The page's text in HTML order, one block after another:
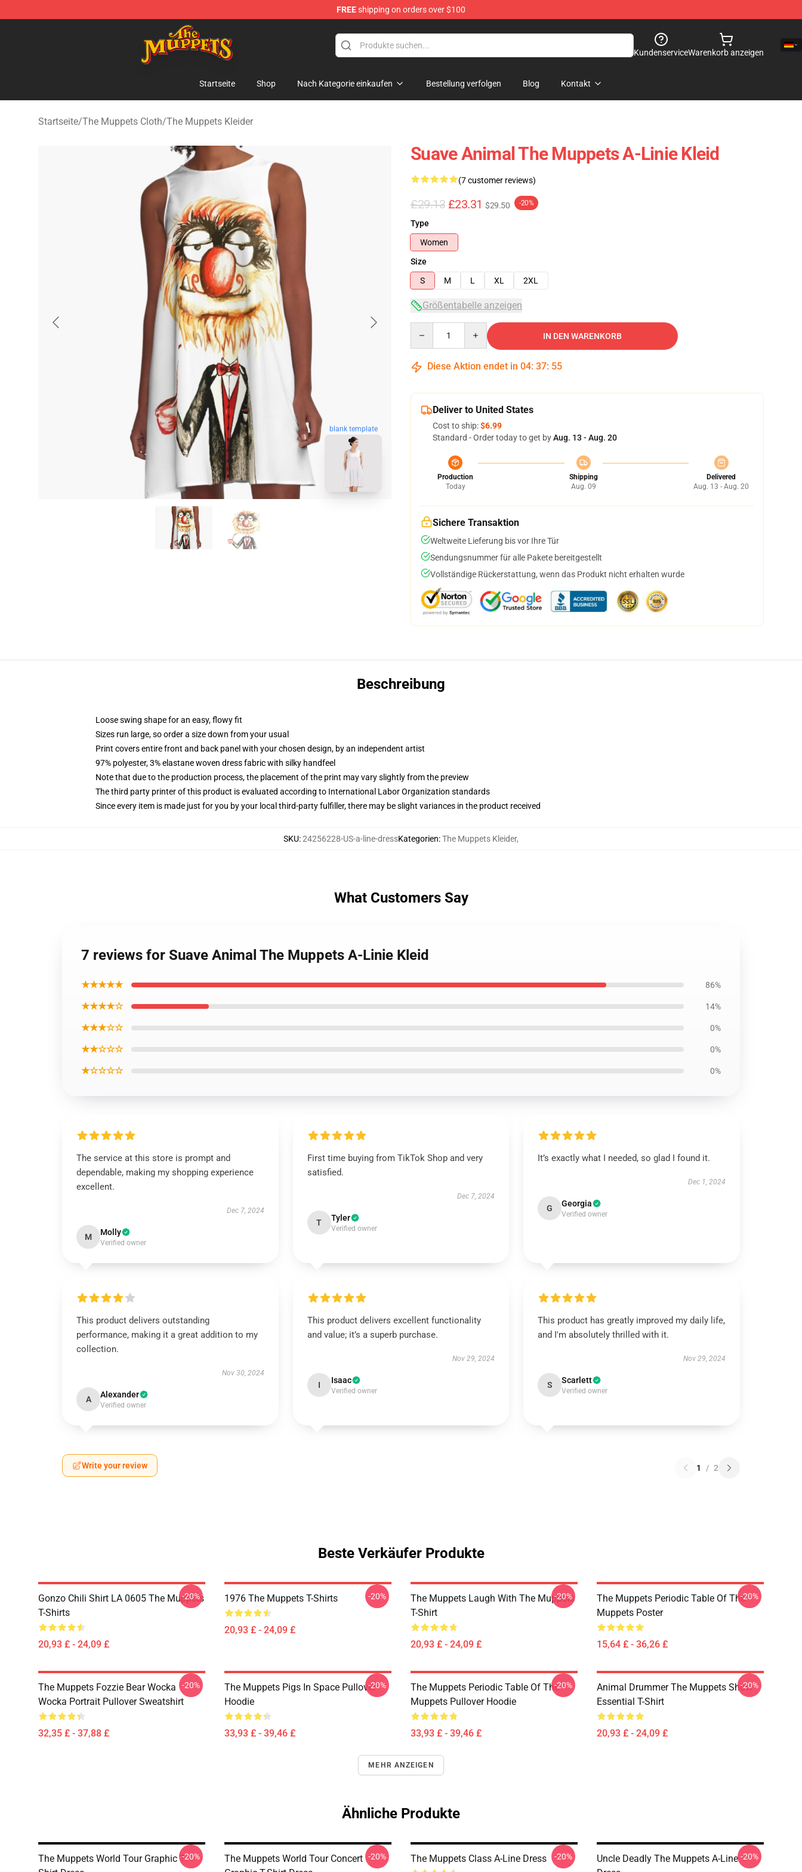
FREEshipping on orders over $100
The Muppets Store - Official The Muppets Merchandise Shop
KundenserviceWarenkorb anzeigen
Startseite Shop Nach Kategorie einkaufen Bestellung verfolgen Blog Kontakt
Startseite/The Muppets Cloth/The Muppets Kleider
blank template
Suave Animal The Muppets A-Linie Kleid
(7 customer reviews)
£29.13 £23.31 $29.50 -20%
Type
Women
Size
S
M L XL 2XL
Größentabelle anzeigen
IN DEN WARENKORB
Diese Aktion endet in 04: 37: 54
Deliver to United States
Cost to ship:$6.99
Standard - Order today to get byAug. 13 - Aug. 20
Production
Today
Shipping
Aug. 09
Delivered
Aug. 13 - Aug. 20
Sichere Transaktion
Weltweite Lieferung bis vor Ihre Tür
Sendungsnummer für alle Pakete bereitgestellt
Vollständige Rückerstattung, wenn das Produkt nicht erhalten wurde
Beschreibung
Loose swing shape for an easy, flowy fit
Sizes run large, so order a size down from your usual
Print covers entire front and back panel with your chosen design, by an independent artist
97% polyester, 3% elastane woven dress fabric with silky handfeel
Note that due to the production process, the placement of the print may vary slightly from the preview
The third party printer of this product is evaluated according to International Labor Organization standards
Since every item is made just for you by your local third-party fulfiller, there may be slight variances in the product received
SKU:24256228-US-a-line-dressKategorien:The Muppets Kleider,
What Customers Say
7 reviews for Suave Animal The Muppets A-Linie Kleid
★★★★★ 86%
★★★★☆ 14%
★★★☆☆ 0%
★★☆☆☆ 0%
★☆☆☆☆ 0%
The service at this store is prompt and
dependable, making my shopping experience
excellent.
Dec 7, 2024
M Molly
Verified owner
First time buying from TikTok Shop and very
satisfied.
Dec 7, 2024
T Tyler
Verified owner
It’s exactly what I needed, so glad I found it.
Dec 1, 2024
G Georgia
Verified owner
This product delivers outstanding
performance, making it a great addition to my
collection.
Nov 30, 2024
A Alexander
Verified owner
This product delivers excellent functionality
and value; it’s a superb purchase.
Nov 29, 2024
I Isaac
Verified owner
This product has greatly improved my daily life,
and I'm absolutely thrilled with it.
Nov 29, 2024
S Scarlett
Verified owner
Write your review 1 / 2
Beste Verkäufer Produkte
Gonzo Chili Shirt LA 0605 The Muppets
T-Shirts
20,93 £ - 24,09 £
-20% 1976 The Muppets T-Shirts
20,93 £ - 24,09 £
-20%
The Muppets Laugh With The Muppets
T-Shirt
20,93 £ - 24,09 £
-20%
The Muppets Periodic Table Of The
Muppets Poster
15,64 £ - 36,26 £
-20%
The Muppets Fozzie Bear Wocka
Wocka Portrait Pullover Sweatshirt
32,35 £ - 37,88 £
-20%
The Muppets Pigs In Space Pullover
Hoodie
33,93 £ - 39,46 £
-20%
The Muppets Periodic Table Of The
Muppets Pullover Hoodie
33,93 £ - 39,46 £
-20%
Animal Drummer The Muppets Show
Essential T-Shirt
20,93 £ - 24,09 £
-20%
MEHR ANZEIGEN
Ähnliche Produkte
The Muppets World Tour Graphic T--20%
The Muppets World Tour Concert -20% The Muppets Class A-Line Dress -20%
Uncle Deadly The Muppets A-Line -20%